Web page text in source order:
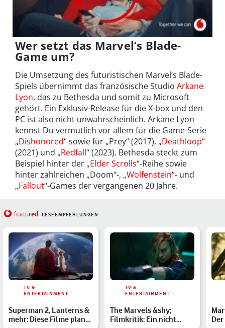
Wer setzt das Marvel‘s Blade-
Game um?
Die Umsetzung des futuristischen Marvel‘s Blade-
Spiels übernimmt das französische Studio Arkane
Lyon, das zu Bethesda und somit zu Microsoft
gehört. Ein Exklusiv-Release für die X-box und den
PC ist also nicht unwahrscheinlich. Arkane Lyon
kennst Du vermutlich vor allem für die Game-Serie
„Dishonored“ sowie für „Prey“ (2017), „Deathloop“
(2021) und „Redfall“ (2023). Bethesda steckt zum
Beispiel hinter der „Elder Scrolls“-Reihe sowie
hinter zahlreichen „Doom“-, „Wolfenstein“- und
„Fallout“-Games der vergangenen 20 Jahre.
featured LESEEMPFEHLUNGEN
TV &
ENTERTAINMENT
Superman 2, Lanterns &
mehr: Diese Filme plant
TV &
ENTERTAINMENT
The Marvels &shy;
Filmkritik: Ein nicht